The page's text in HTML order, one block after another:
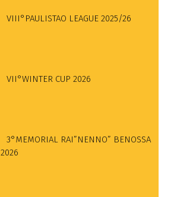
VIII°PAULISTAO LEAGUE 2025/26
VII°WINTER CUP 2026
3°MEMORIAL RAI”NENNO” BENOSSA
2026